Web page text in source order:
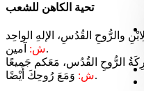
تحية الكاهن للشعب
ش:آمين.
ش:وَمَعَ رُوحِكَ أَيْضًا.